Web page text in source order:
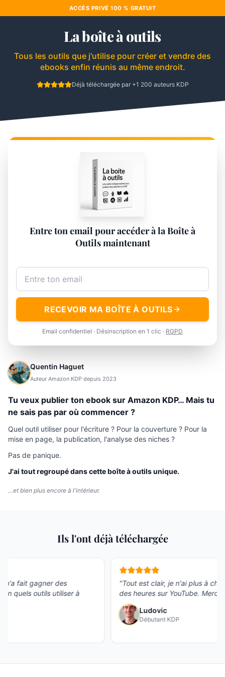
ACCÈS PRIVÉ 100 % GRATUIT
La boîte à outils
Tous les outils que j'utilise pour créer et vendre des
ebooks enfin réunis au même endroit.
Déjà téléchargée par +1 200 auteurs KDP
Quentin Haguet
Auteur Amazon KDP depuis 2023
Tu veux publier ton ebook sur Amazon KDP… Mais tu
ne sais pas par où commencer ?
Quel outil utiliser pour l'écriture ? Pour la couverture ? Pour la
mise en page, la publication, l'analyse des niches ?
Pas de panique.
J'ai tout regroupé dans cette boîte à outils unique.
…et bien plus encore à l'intérieur.
Entre ton email pour accéder à la Boîte à
Outils maintenant
RECEVOIR MA BOÎTE À OUTILS
Email confidentiel · Désinscription en 1 clic · RGPD
Ils l'ont déjà téléchargée
à
"Tout est clair, je n'ai plus à chercher pendant
des heures sur YouTube. Merci Quentin !"
Débutant KDP